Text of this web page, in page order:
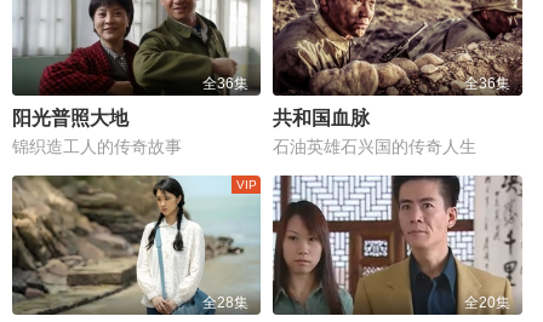
全36集
阳光普照大地
锦织造工人的传奇故事
全36集
共和国血脉
石油英雄石兴国的传奇人生
全28集 全20集